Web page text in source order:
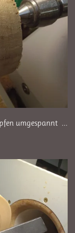
umgespannt ...